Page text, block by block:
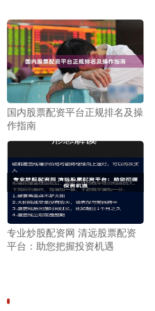
国内股票配资平台正规排名及操
作指南
专业炒股配资网 清远股票配资
平台：助您把握投资机遇